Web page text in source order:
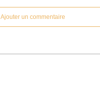
Ajouter un commentaire